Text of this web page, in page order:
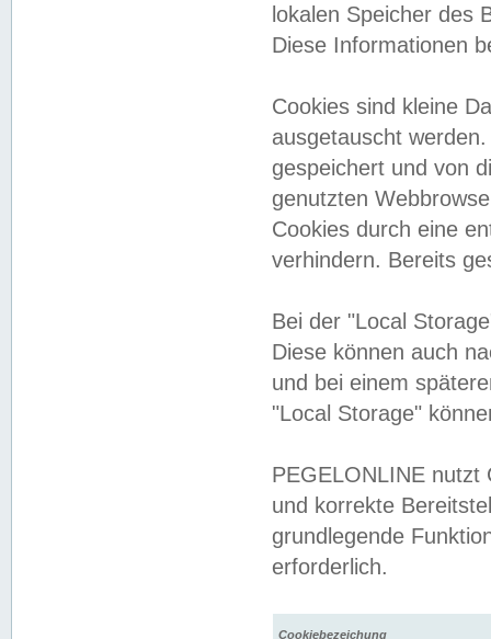
lokalen Speicher des
Diese Informationen
Cookies sind kleine
ausgetauscht
gespeichert und von
genutzten
Cookies durch eine
verhindern. Bereits
Bei der "Local
Diese können auch
und bei einem
"Local Storage"
PEGELONLINE nutzt
und korrekte
grundlegende
erforderlich.
Cookiebezeichung